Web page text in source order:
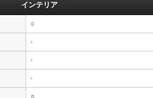
インテリア
○
-
-
-
○